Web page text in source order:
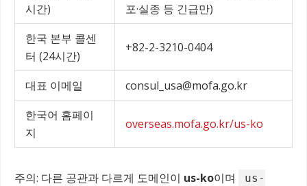
시간)
포·실종 등 긴급만)
한국 본부 콜센
터 (24시간)
+82-2-3210-0404
대표 이메일
consul_usa@mofa.go.kr
한국어 홈페이
지
overseas.mofa.go.kr/us-ko
주의: 다른 공관과 다르게 도메인이 us-ko이며
us-